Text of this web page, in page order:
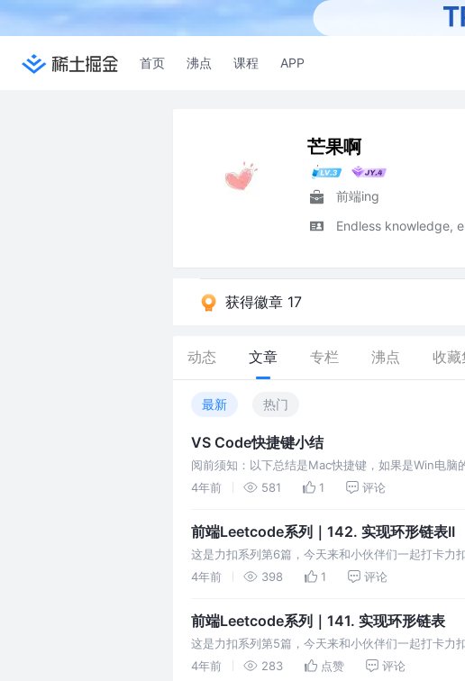
首页 沸点 课程 APP
芒果啊
前端ing
Endless knowledge,
获得徽章 17
动态 文章 专栏 沸点 收藏
最新 热门
VS Code快捷键小结
阅前须知：以下总结是Mac快捷键，如果是Win电脑
转操作 Cmd + Option + 左右方向键 ：在已经打开
4年前 581 1 评论
前端Leetcode系列｜142. 实现环形链表II
这是力扣系列第6篇，今天来和小伙伴们一起打卡力
个链表，返回链表开始入环的第一个节点。 如果链表
4年前 398 1 评论
前端Leetcode系列｜141. 实现环形链表
这是力扣系列第5篇，今天来和小伙伴们一起打卡力
定一个链表，判断链表中是否有环。 如果链表中有某
4年前 283 点赞 评论